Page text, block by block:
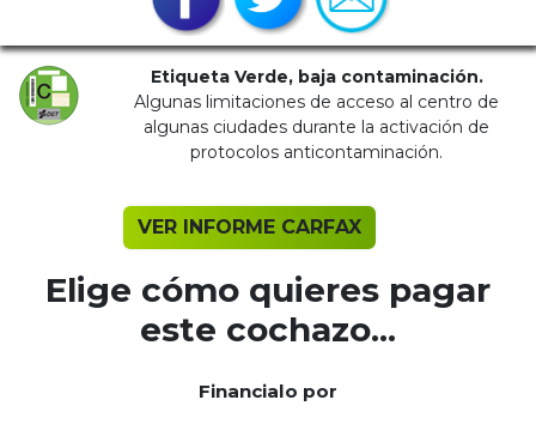
Etiqueta Verde, baja contaminación.
Algunas limitaciones de acceso al centro de
algunas ciudades durante la activación de
protocolos anticontaminación.
VER INFORME CARFAX
Elige cómo quieres pagar
este cochazo...
Financialo por